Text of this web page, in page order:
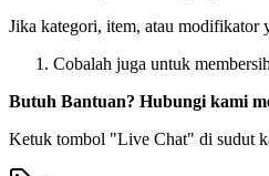
Jika kategori, item, atau modifikator
Cobalah juga untuk
Butuh Bantuan? Hubungi kami
Ketuk tombol "Live Chat" di sudut